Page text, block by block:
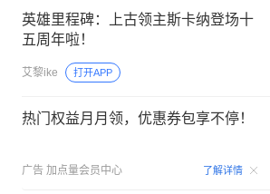
英雄里程碑：上古领主斯卡纳登场十
五周年啦！
艾黎ike 打开APP
热门权益月月领，优惠券包享不停！
广告 加点量会员中心 了解详情